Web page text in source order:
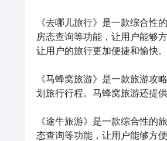
《去哪儿旅行》是一款综合性
房态查询等功能，让用户能够
让用户的旅行更加便捷和愉快。
《马蜂窝旅游》是一款旅游攻
划旅行行程。马蜂窝旅游还提
《途牛旅游》是一款综合性的
态查询等功能，让用户能够方